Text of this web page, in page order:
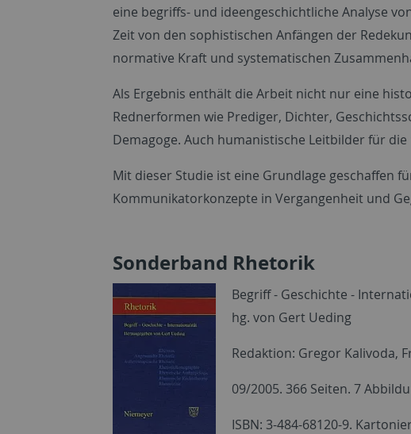
eine begriffs- und ideengeschichtliche Analyse
Zeit von den sophistischen Anfängen der
normative Kraft und systematischen
Als Ergebnis enthält die Arbeit nicht nur eine
Rednerformen wie Prediger, Dichter,
Demagoge. Auch humanistische Leitbilder für
Mit dieser Studie ist eine Grundlage geschaffen
Kommunikatorkonzepte in Vergangenheit und
Sonderband Rhetorik
Begriff - Geschichte -
hg. von Gert Ueding
Redaktion: Gregor Kalivoda,
09/2005. 366 Seiten. 7
ISBN: 3-484-68120-9.